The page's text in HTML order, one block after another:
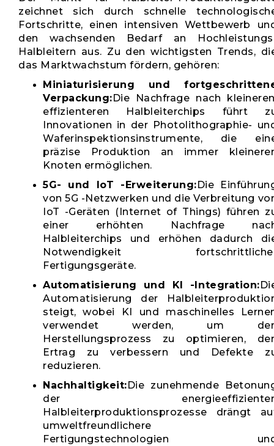
zeichnet sich durch schnelle
Fortschritte, einen intensiven Wettbewerb
den wachsenden Bedarf an
Halbleitern aus. Zu den wichtigsten Trends,
das Marktwachstum fördern, gehören:
Miniaturisierung und
Verpackung:Die Nachfrage nach
effizienteren Halbleiterchips führt
Innovationen in der Photolithographie-
Waferinspektionsinstrumente, die
präzise Produktion an immer
Knoten ermöglichen.
5G- und IoT -Erweiterung:Die
von 5G -Netzwerken und die Verbreitung
IoT -Geräten (Internet of Things) führen
einer erhöhten Nachfrage
Halbleiterchips und erhöhen dadurch
Notwendigkeit
Fertigungsgeräte.
Automatisierung und KI -Integration:
Automatisierung der
steigt, wobei KI und maschinelles
verwendet werden, um
Herstellungsprozess zu optimieren,
Ertrag zu verbessern und Defekte
reduzieren.
Nachhaltigkeit:Die zunehmende
der
Halbleiterproduktionsprozesse drängt
umweltfreundlichere
Fertigungstechnologien